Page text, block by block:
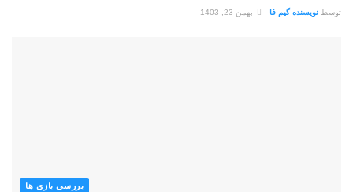
توسط نویسنده گیم فا بهمن 23, 1403
بررسی بازی ها